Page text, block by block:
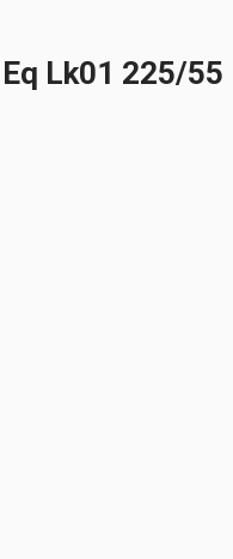
Lk01 225/55